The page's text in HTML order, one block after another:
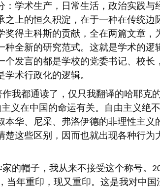
学术生产，日常生活，政治实践与
上的恒久积淀，在于一种在传统边
得主科斯的贡献，全在两篇文章，
全新的研究范式。这就是学术的逻
发言的都是学校的党委书记、校长
术行政化的逻辑。
我都通读了，仅只我翻译的哈耶克
义在中国的命运有关。自由主义绝
华、尼采、弗洛伊德的非理性主义
这些区别，因而也就出现各种行为
的帽子，我从来不接受这个称号。
当年重印，现又重印。这是我对中国